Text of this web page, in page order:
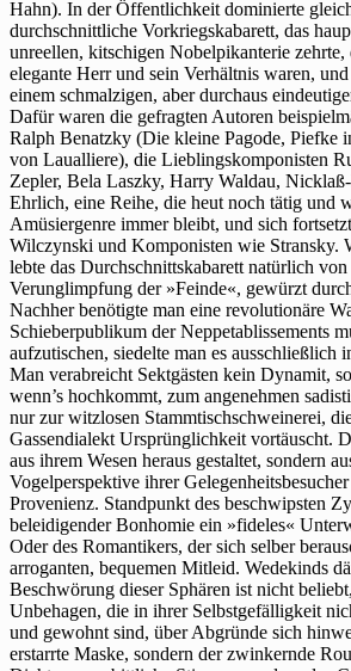
Hahn). In der Öffentlichkeit dominierte
durchschnittliche Vorkriegskabarett, das
unreellen, kitschigen Nobelpikanterie zehrte,
elegante Herr und sein Verhältnis waren,
einem schmalzigen, aber durchaus
Dafür waren die gefragten Autoren
Ralph Benatzky (Die kleine Pagode, Piefke
von Laualliere), die Lieblingskomponisten
Zepler, Bela Laszky, Harry Waldau,
Ehrlich, eine Reihe, die heut noch tätig und
Amüsiergenre immer bleibt, und sich
Wilczynski und Komponisten wie Stransky.
lebte das Durchschnittskabarett natürlich
Verunglimpfung der »Feinde«, gewürzt
Nachher benötigte man eine revolutionäre
Schieberpublikum der Neppetablissements
aufzutischen, siedelte man es ausschließlich
Man verabreicht Sektgästen kein Dynamit,
wenn’s hochkommt, zum angenehmen
nur zur witzlosen Stammtischschweinerei,
Gassendialekt Ursprünglichkeit vortäuscht.
aus ihrem Wesen heraus gestaltet, sondern
Vogelperspektive ihrer
Provenienz. Standpunkt des beschwipsten
beleidigender Bonhomie ein »fideles«
Oder des Romantikers, der sich selber
arroganten, bequemen Mitleid. Wedekinds
Beschwörung dieser Sphären ist nicht
Unbehagen, die in ihrer Selbstgefälligkeit
und gewohnt sind, über Abgründe sich
erstarrte Maske, sondern der zwinkernde